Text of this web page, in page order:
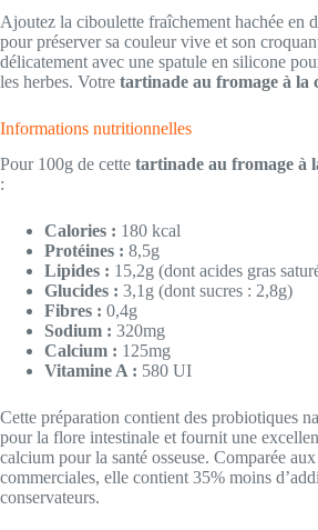
Ajoutez la ciboulette fraîchement hachée en
pour préserver sa couleur vive et son
délicatement avec une spatule en silicone
les herbes. Votre tartinade au fromage à la
Informations nutritionnelles
Pour 100g de cette tartinade au fromage à
:
Calories : 180 kcal
Protéines : 8,5g
Lipides : 15,2g (dont acides gras
Glucides : 3,1g (dont sucres : 2,8g)
Fibres : 0,4g
Sodium : 320mg
Calcium : 125mg
Vitamine A : 580 UI
Cette préparation contient des probiotiques
pour la flore intestinale et fournit une
calcium pour la santé osseuse. Comparée
commerciales, elle contient 35% moins
conservateurs.